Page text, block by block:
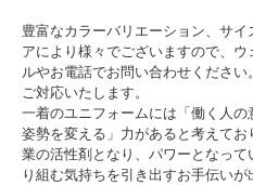
豊富なカラーバリエーション、サ
アにより様々でございますので、
ルやお電話でお問い合わせくださ
ご対応いたします。
一着のユニフォームには「働く人
姿勢を変える」力があると考えて
業の活性剤となり、パワーとなっ
り組む気持ちを引き出すお手伝い